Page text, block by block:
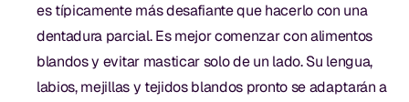
es típicamente más desafiante que hacerlo con una
dentadura parcial. Es mejor comenzar con alimentos
blandos y evitar masticar solo de un lado. Su lengua,
labios, mejillas y tejidos blandos pronto se adaptarán a